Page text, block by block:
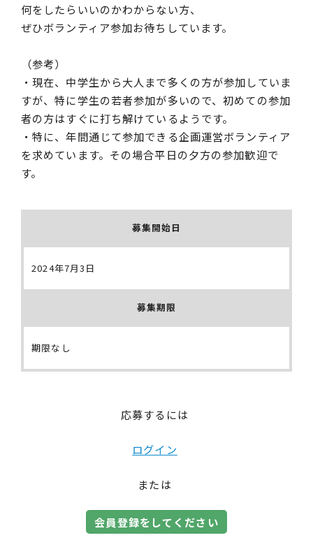
何をしたらいいのかわからない方、
ぜひボランティア参加お待ちしています。
（参考）
・現在、中学生から大人まで多くの方が参加していま
すが、特に学生の若者参加が多いので、初めての参加
者の方はすぐに打ち解けているようです。
・特に、年間通じて参加できる企画運営ボランティア
を求めています。その場合平日の夕方の参加歓迎で
す。
募集開始日
2024年7月3日
募集期限
期限なし
応募するには
ログイン
または
会員登録をしてください